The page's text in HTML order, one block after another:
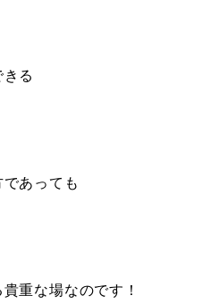
る
あっても
重な場なのです！